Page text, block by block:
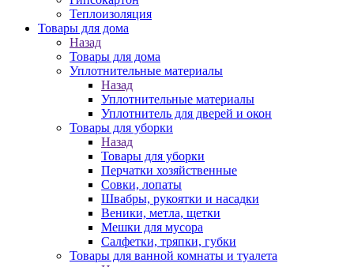
Теплоизоляция
Товары для дома
Назад
Товары для дома
Уплотнительные материалы
Назад
Уплотнительные материалы
Уплотнитель для дверей и окон
Товары для уборки
Назад
Товары для уборки
Перчатки хозяйственные
Совки, лопаты
Швабры, рукоятки и насадки
Веники, метла, щетки
Мешки для мусора
Салфетки, тряпки, губки
Товары для ванной комнаты и туалета